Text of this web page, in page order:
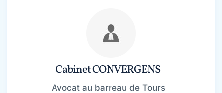
Cabinet CONVERGENS
Avocat au barreau de Tours